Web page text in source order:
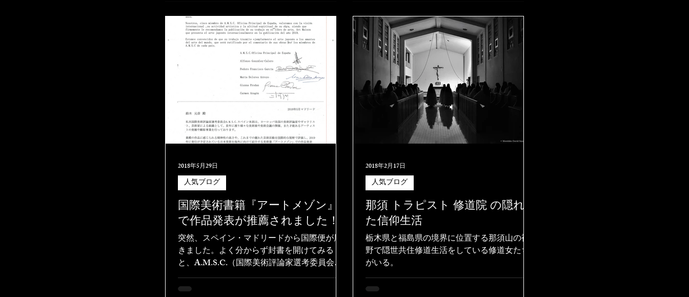
国際美術書籍『アートメゾン』
で作品発表が推薦されました！
突然、スペイン・マドリードから国際便が届
きました。よく分からず封書を開けてみる
と、A.M.S.C.（国際美術評論家選考委員会）
スペイン本部5名の総意として、私の作品を美
術書『アートメゾン・インターナショナル』
人気ブログ
2018年5月29日
那須 トラピスト 修道院 の隠れ
た信仰生活
栃木県と福島県の境界に位置する那須山の裾
野で隠世共住修道生活をしている修道女たち
がいる。
人気ブログ
2018年2月17日